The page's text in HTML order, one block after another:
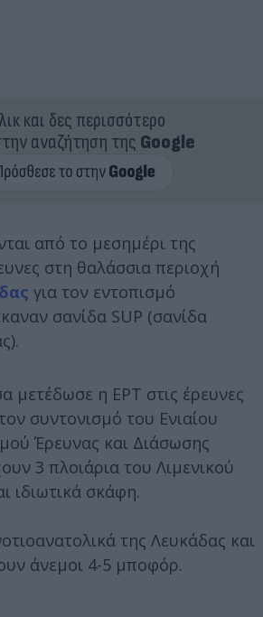
και δες περισσότερο
αναζήτηση της Google
από το μεσημέρι της
στη θαλάσσια περιοχή
για τον εντοπισμό
σανίδα SUP (σανίδα
μετέδωσε η ΕΡΤ στις έρευνες
συντονισμό του Ενιαίου
Έρευνας και Διάσωσης
3 πλοιάρια του Λιμενικού
ιδιωτικά σκάφη.
της Λευκάδας και
άνεμοι 4-5 μποφόρ.